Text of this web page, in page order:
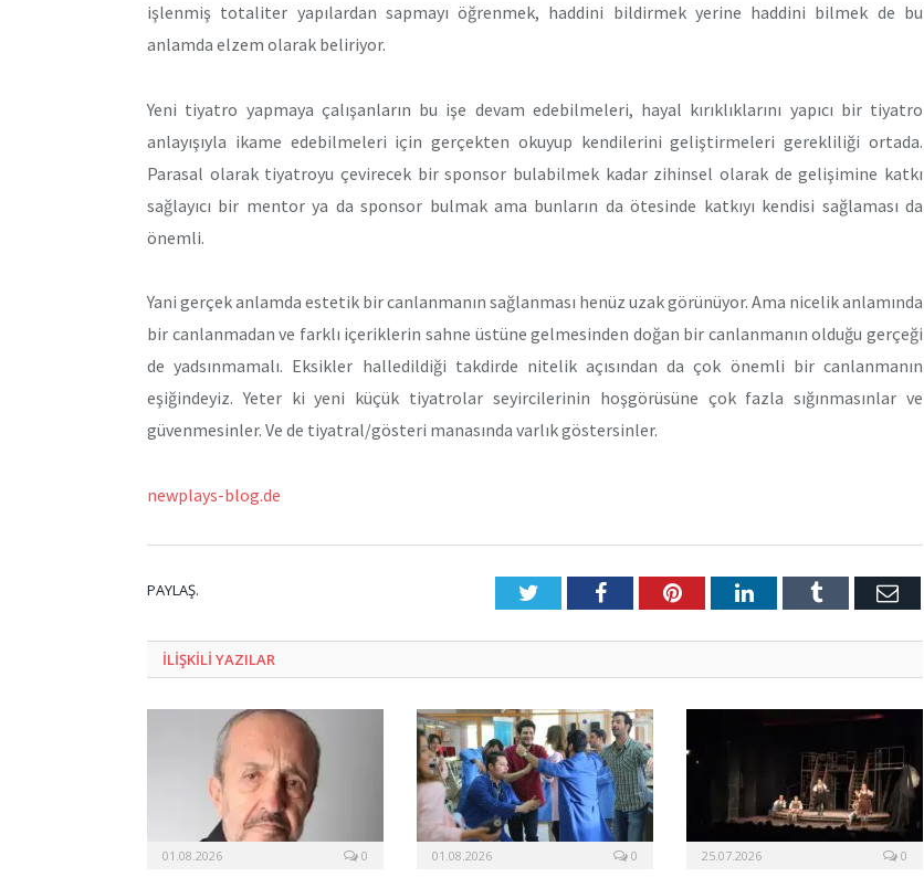
işlenmiş totaliter yapılardan sapmayı öğrenmek, haddini bildirmek yerine haddini bilmek de bu
anlamda elzem olarak beliriyor.
Yeni tiyatro yapmaya çalışanların bu işe devam edebilmeleri, hayal kırıklıklarını yapıcı bir tiyatro
anlayışıyla ikame edebilmeleri için gerçekten okuyup kendilerini geliştirmeleri gerekliliği ortada.
Parasal olarak tiyatroyu çevirecek bir sponsor bulabilmek kadar zihinsel olarak de gelişimine katkı
sağlayıcı bir mentor ya da sponsor bulmak ama bunların da ötesinde katkıyı kendisi sağlaması da
önemli.
Yani gerçek anlamda estetik bir canlanmanın sağlanması henüz uzak görünüyor. Ama nicelik anlamında
bir canlanmadan ve farklı içeriklerin sahne üstüne gelmesinden doğan bir canlanmanın olduğu gerçeği
de yadsınmamalı. Eksikler halledildiği takdirde nitelik açısından da çok önemli bir canlanmanın
eşiğindeyiz. Yeter ki yeni küçük tiyatrolar seyircilerinin hoşgörüsüne çok fazla sığınmasınlar ve
güvenmesinler. Ve de tiyatral/gösteri manasında varlık göstersinler.
newplays-blog.de
PAYLAŞ. TwitterFacebookPinterestLinkedInTumblr E-
ILIŞKILI YAZILAR
01.08.2026 0 01.08.2026 0 25.07.2026 0